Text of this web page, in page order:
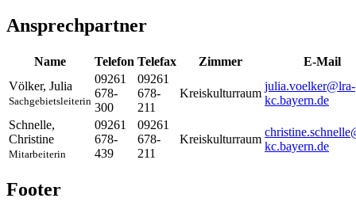
Ansprechpartner
Name Telefon Telefax Zimmer
E-Mail
Völker, Julia
Sachgebietsleiterin
09261
678-
300
09261
678-
211
Kreiskulturraum
julia.voelker@lra-
kc.bayern.de
Schnelle,
Christine
Mitarbeiterin
09261
678-
439
09261
678-
211
Kreiskulturraum
kc.bayern.de
Footer